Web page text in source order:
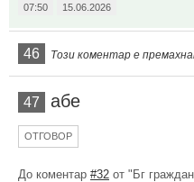
07:50 15.06.2026
46 Този коментар е
47 абе
ОТГОВОР
До коментар #32 от "Бг